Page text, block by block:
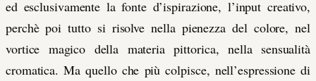
ed esclusivamente la fonte d’ispirazione, l’input creativo,
perchè poi tutto si risolve nella pienezza del colore, nel
vortice magico della materia pittorica, nella sensualità
cromatica. Ma quello che più colpisce, nell’espressione di